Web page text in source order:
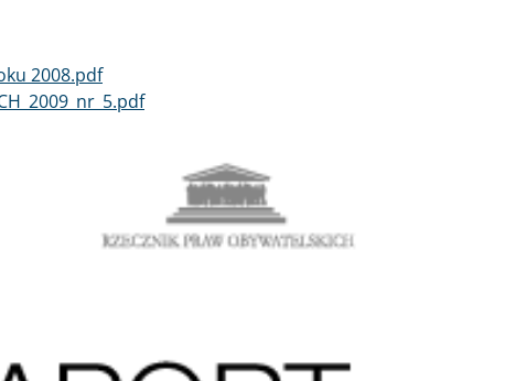
2008.pdf